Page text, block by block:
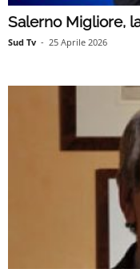
Salerno Migliore,
Sud Tv - 25 Aprile 2026